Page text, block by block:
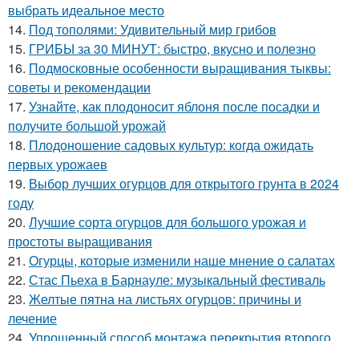
выбрать идеальное место
14. Под тополями: Удивительный мир грибов
15. ГРИБЫ за 30 МИНУТ: быстро, вкусно и полезно
16. Подмосковные особенности выращивания тыквы:
советы и рекомендации
17. Узнайте, как плодоносит яблоня после посадки и
получите большой урожай
18. Плодоношение садовых культур: когда ожидать
первых урожаев
19. Выбор лучших огурцов для открытого грунта в 2024
году
20. Лучшие сорта огурцов для большого урожая и
простоты выращивания
21. Огурцы, которые изменили наше мнение о салатах
22. Стас Пьеха в Барнауле: музыкальный фестиваль
23. Желтые пятна на листьях огурцов: причины и
лечение
24. Упрощенный способ монтажа перекрытия второго